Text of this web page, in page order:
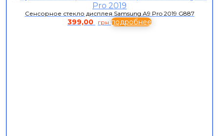
Сенсорное стекло дисплея Samsung A9 Pro 2019 G887
399,00 грн подробнее